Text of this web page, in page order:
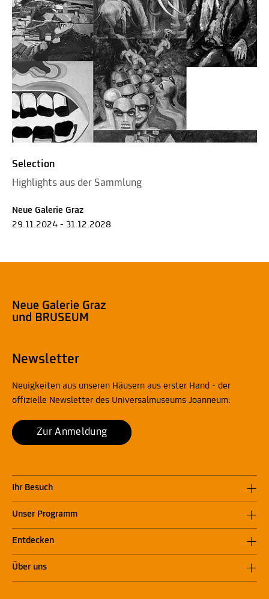
Selection
Highlights aus der Sammlung
Neue Galerie Graz
29.11.2024 - 31.12.2028
Newsletter
Neuigkeiten aus unseren Häusern aus erster Hand - der
offizielle Newsletter des Universalmuseums Joanneum:
Zur Anmeldung
Ihr Besuch
Unser Programm
Entdecken
Über uns